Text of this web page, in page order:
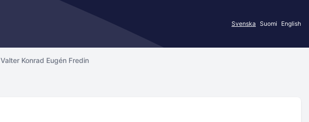
Svenska Suomi English
Valter Konrad Eugén Fredin